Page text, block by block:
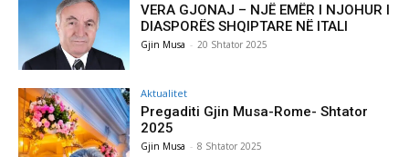
VERA GJONAJ – NJË EMËR I NJOHUR I
DIASPORËS SHQIPTARE NË ITALI
Gjin Musa - 20 Shtator 2025
Aktualitet
Pregaditi Gjin Musa-Rome- Shtator
2025
Gjin Musa - 8 Shtator 2025